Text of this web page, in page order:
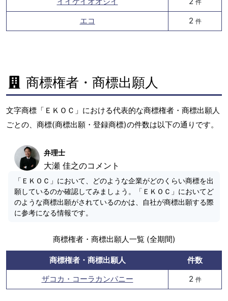
件
エコ 2 件
商標権者・商標出願人
文字商標「ＥＫＯＣ」における代表的な商標権者・商標出願人
ごとの、商標(商標出願・登録商標)の件数は以下の通りです。
弁理士
大瀬 佳之のコメント
「ＥＫＯＣ」において、どのような企業がどのくらい商標を出
願しているのか確認してみましょう。「ＥＫＯＣ」においてど
のような商標出願がされているのかは、自社が商標出願する際
に参考になる情報です。
商標権者・商標出願人一覧 (全期間)
商標権者・商標出願人
件数
ザコカ・コーラカンパニー
2 件